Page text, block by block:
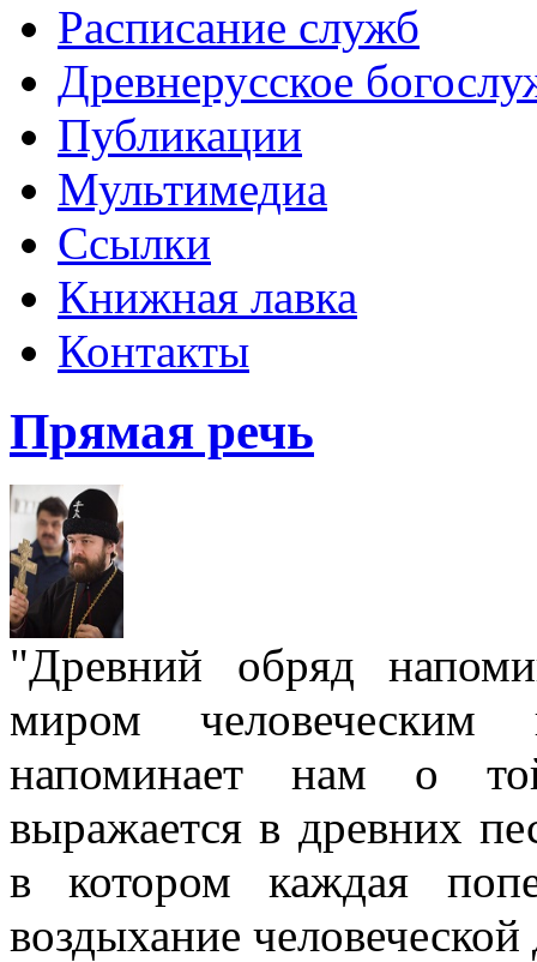
Расписание служб
Древнерусское
Публикации
Мультимедиа
Ссылки
Книжная лавка
Контакты
Прямая речь
"Древний обряд
миром
напоминает нам о
выражается в древних
в котором каждая
воздыхание